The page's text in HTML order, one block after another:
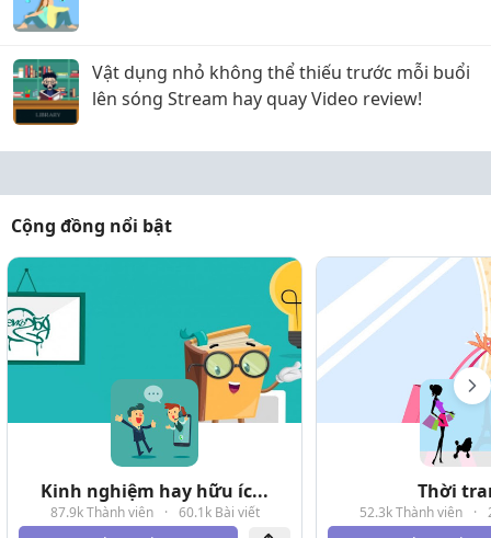
Vật dụng nhỏ không thể thiếu trước mỗi buổi
lên sóng Stream hay quay Video review!
Cộng đồng nổi bật
Kinh nghiệm hay hữu íc...
87.9k Thành viên · 60.1k Bài viết
Thời
52.3k Thành viên ·